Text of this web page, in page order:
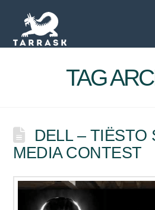
TAG
DELL – TIËSTO
MEDIA CONTEST